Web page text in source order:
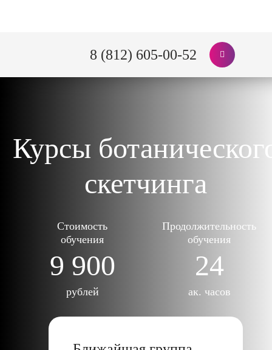
8 (812) 605-00-52
Курсы
скетчинга
Стоимость
обучения
9 900
рублей
Продолжительность
обучения
24
ак. часов